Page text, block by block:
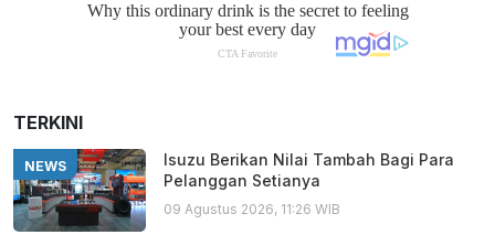
TERKINI
NEWS
Isuzu Berikan Nilai Tambah Bagi Para
Pelanggan Setianya
09 Agustus 2026, 11:26 WIB